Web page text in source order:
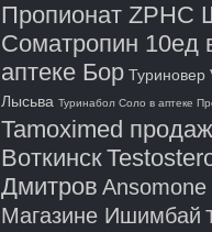
Пропионат ZPHC
Cоматропин 10ед
аптеке Бор Туриновер
Лысьва Туринабол Соло в аптеке
Tamoximed
Воткинск
Дмитров
Магазине Ишимбай